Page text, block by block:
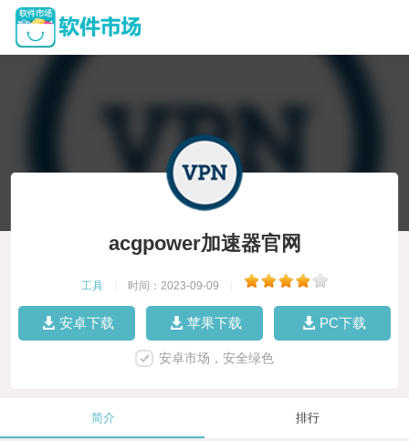
acgpower加速器官网
工具 时间：2023-09-09
安卓下载 苹果下载 PC下载
安卓市场，安全绿色
简介 排行